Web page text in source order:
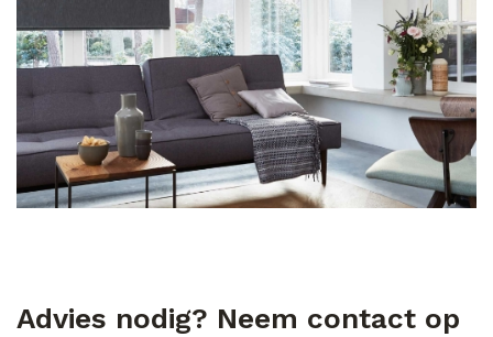
Advies nodig? Neem contact op